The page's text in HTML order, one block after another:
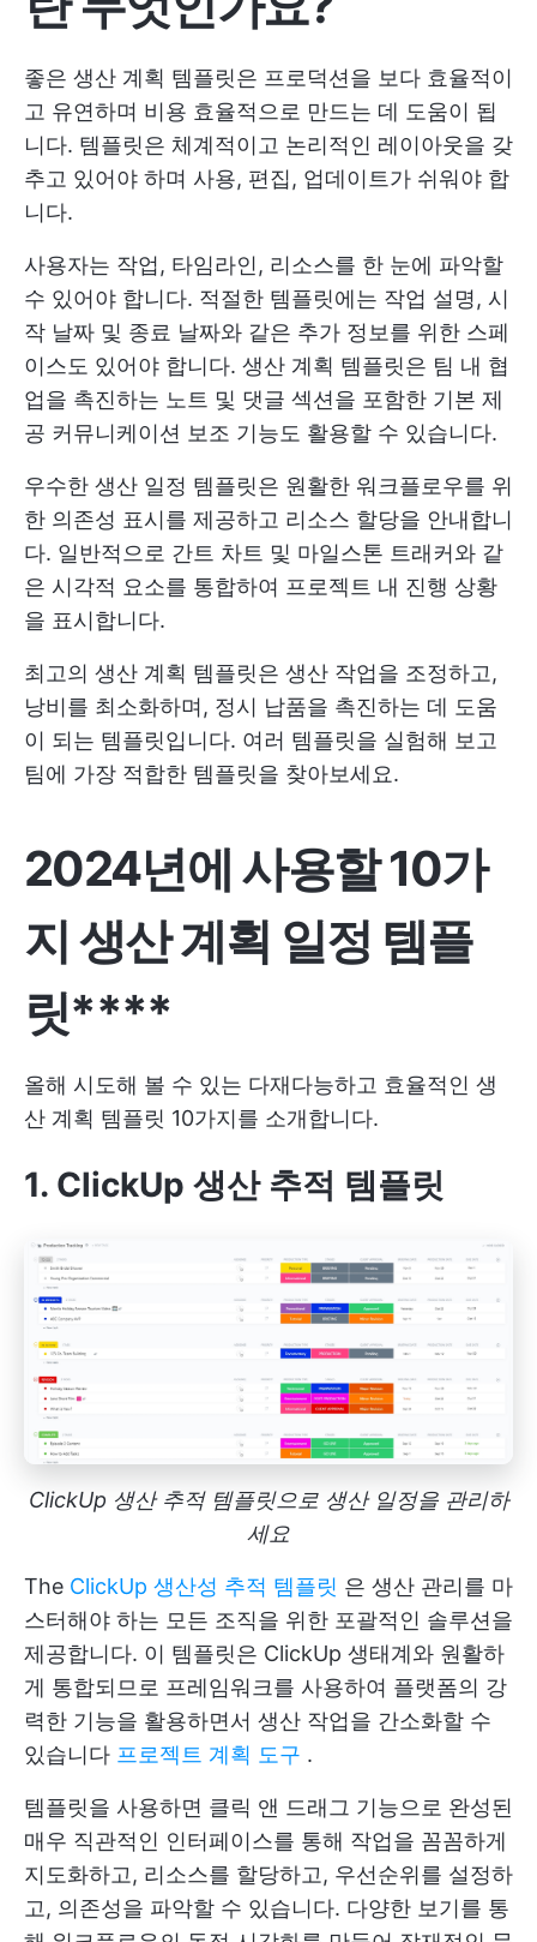
좋은 생산 계획 템플릿은 프로덕션을 보다 효율적이
고 유연하며 비용 효율적으로 만드는 데 도움이 됩
니다. 템플릿은 체계적이고 논리적인 레이아웃을 갖
추고 있어야 하며 사용, 편집, 업데이트가 쉬워야 합
니다.
사용자는 작업, 타임라인, 리소스를 한 눈에 파악할
수 있어야 합니다. 적절한 템플릿에는 작업 설명, 시
작 날짜 및 종료 날짜와 같은 추가 정보를 위한 스페
이스도 있어야 합니다. 생산 계획 템플릿은 팀 내 협
업을 촉진하는 노트 및 댓글 섹션을 포함한 기본 제
공 커뮤니케이션 보조 기능도 활용할 수 있습니다.
우수한 생산 일정 템플릿은 원활한 워크플로우를 위
한 의존성 표시를 제공하고 리소스 할당을 안내합니
다. 일반적으로 간트 차트 및 마일스톤 트래커와 같
은 시각적 요소를 통합하여 프로젝트 내 진행 상황
을 표시합니다.
최고의 생산 계획 템플릿은 생산 작업을 조정하고,
낭비를 최소화하며, 정시 납품을 촉진하는 데 도움
이 되는 템플릿입니다. 여러 템플릿을 실험해 보고
팀에 가장 적합한 템플릿을 찾아보세요.
2024년에 사용할 10가
지 생산 계획 일정 템플
릿****
올해 시도해 볼 수 있는 다재다능하고 효율적인 생
산 계획 템플릿 10가지를 소개합니다.
1. ClickUp 생산 추적 템플릿
ClickUp 생산 추적 템플릿으로 생산 일정을 관리하
세요
The ClickUp 생산성 추적 템플릿 은 생산 관리를 마
스터해야 하는 모든 조직을 위한 포괄적인 솔루션을
제공합니다. 이 템플릿은 ClickUp 생태계와 원활하
게 통합되므로 프레임워크를 사용하여 플랫폼의 강
력한 기능을 활용하면서 생산 작업을 간소화할 수
있습니다 프로젝트 계획 도구 .
템플릿을 사용하면 클릭 앤 드래그 기능으로 완성된
매우 직관적인 인터페이스를 통해 작업을 꼼꼼하게
지도화하고, 리소스를 할당하고, 우선순위를 설정하
고, 의존성을 파악할 수 있습니다. 다양한 보기를 통